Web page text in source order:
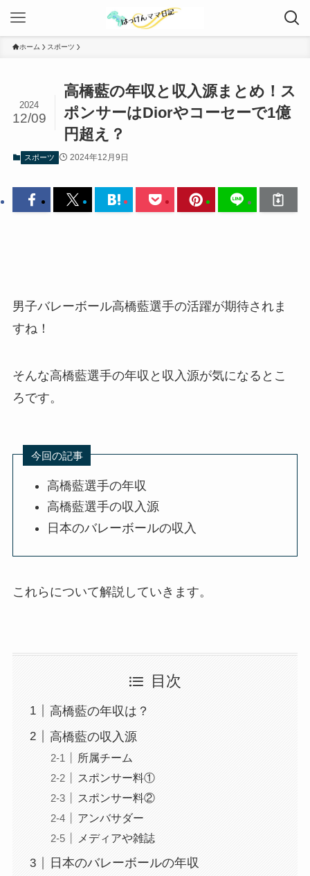
ホーム スポーツ
高橋藍の年収と収入源まとめ！ス
ポンサーはDiorやコーセーで1億
円超え？
2024
12/09
スポーツ 2024年12月9日
男子バレーボール高橋藍選手の活躍が期待されま
すね！
そんな高橋藍選手の年収と収入源が気になるとこ
ろです。
今回の記事
高橋藍選手の年収
高橋藍選手の収入源
日本のバレーボールの収入
これらについて解説していきます。
目次
高橋藍の年収は？
高橋藍の収入源
所属チーム
スポンサー料①
スポンサー料②
アンバサダー
メディアや雑誌
日本のバレーボールの年収